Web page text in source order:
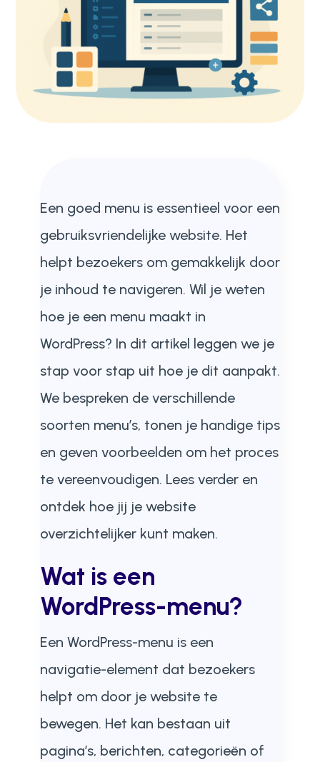
Een goed menu is essentieel voor een
gebruiksvriendelijke website. Het
helpt bezoekers om gemakkelijk door
je inhoud te navigeren. Wil je weten
hoe je een menu maakt in
WordPress? In dit artikel leggen we je
stap voor stap uit hoe je dit aanpakt.
We bespreken de verschillende
soorten menu’s, tonen je handige tips
en geven voorbeelden om het proces
te vereenvoudigen. Lees verder en
ontdek hoe jij je website
overzichtelijker kunt maken.
Wat is een
WordPress-menu?
Een WordPress-menu is een
navigatie-element dat bezoekers
helpt om door je website te
bewegen. Het kan bestaan uit
pagina’s, berichten, categorieën of